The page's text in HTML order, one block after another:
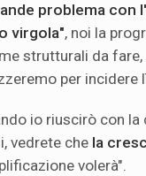
problema con
virgola", noi la
strutturali da fare,
per incidere
io riuscirò con la
vedrete che la
volerà".